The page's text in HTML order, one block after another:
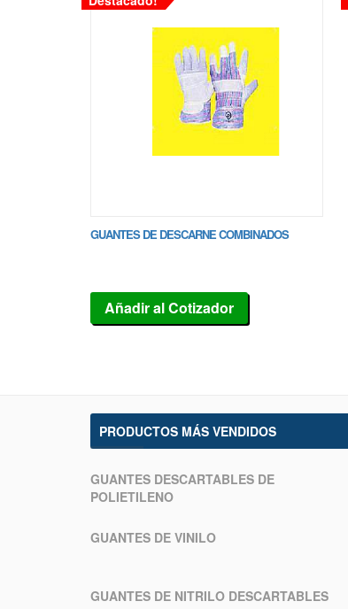
GUANTES DE DESCARNE COMBINADOS
Añadir al Cotizador
PRODUCTOS MÁS VENDIDOS
GUANTES DESCARTABLES DE
POLIETILENO
GUANTES DE VINILO
GUANTES DE NITRILO DESCARTABLES